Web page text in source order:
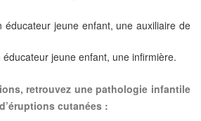
éducateur jeune enfant, une auxiliaire de
jeune enfant, une infirmière.
retrouvez une pathologie infantile
cutanées :